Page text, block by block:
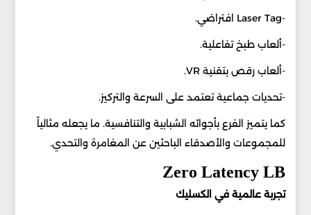
-Laser Tag افتراضي.
-ألعاب طبخ تفاعلية.
-ألعاب رقص بتقنية VR.
-تحديات جماعية تعتمد على السرعة والتركيز.
كما يتميز الفرع بأجوائه الشبابية والتنافسية. ما يجعله مثالياً
للمجموعات والأصدقاء الباحثين عن المغامرة والتحدي.
Zero Latency LB
تجربة عالمية في الكسليك